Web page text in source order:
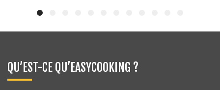
QU’EST-CE QU’EASYCOOKING ?